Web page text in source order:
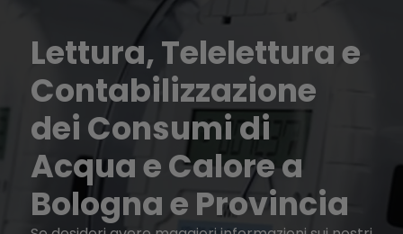
Lettura, Telelettura e
Contabilizzazione
dei Consumi di
Acqua e Calore a
Bologna e Provincia